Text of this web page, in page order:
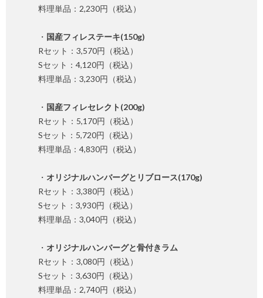
料理単品：2,230円（税込）
・ 国産フィレステーキ(150g)
Rセット：3,570円（税込）
Sセット：4,120円（税込）
料理単品：3,230円（税込）
・ 国産フィレセレクト(200g)
Rセット：5,170円（税込）
Sセット：5,720円（税込）
料理単品：4,830円（税込）
・ オリジナルハンバーグとリブロース(170g)
Rセット：3,380円（税込）
Sセット：3,930円（税込）
料理単品：3,040円（税込）
・ オリジナルハンバーグと骨付きラム
Rセット：3,080円（税込）
Sセット：3,630円（税込）
料理単品：2,740円（税込）